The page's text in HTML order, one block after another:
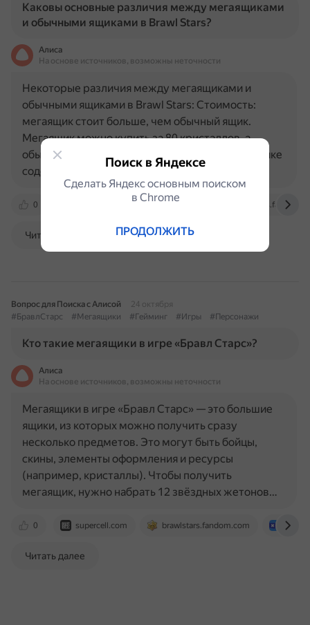
Каковы основные различия между мегаящиками
и обычными ящиками в Brawl Stars?
Алиса
На основе источников, возможны неточности
0
Некоторые различия между мегаящиками и
обычными ящиками в Brawl Stars: Стоимость:
мегаящик стоит больше, чем обычный ящик.
Мегаящик можно купить за 80 кристаллов, а
обычный — за 10. Количество наград: в мегаящике
содержится больше предметов, чем…
Читать далее
Вопрос для Поиска с Алисой
24 октября
#БравлСтарс
#Мегаящики #Гейминг #Игры #Персонажи
Кто такие мегаящики в игре «Бравл Старс»?
Алиса
На основе источников, возможны неточности
0 supercell.com brawlstars.fandom.com
Мегаящики в игре «Бравл Старс» — это большие
ящики, из которых можно получить сразу
несколько предметов. Это могут быть бойцы,
скины, элементы оформления и ресурсы
(например, кристаллы). Чтобы получить
мегаящик, нужно набрать 12 звёздных жетонов…
Читать далее
Поиск в Яндексе
Сделать Яндекс основным поиском
в Сhrome
ПРОДОЛЖИТЬ